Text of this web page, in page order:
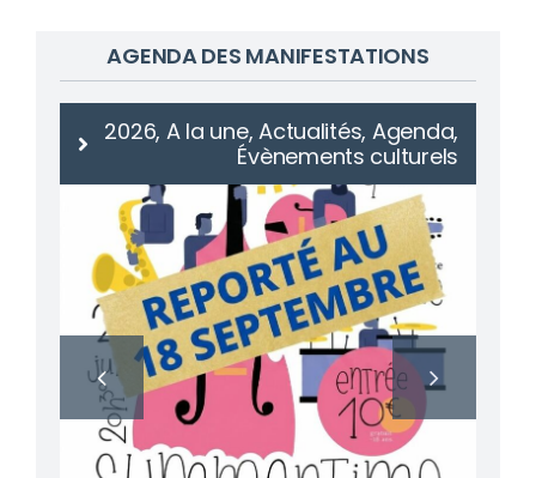
AGENDA DES MANIFESTATIONS
2026, A la une, Actualités, Agenda,
Évènements culturels